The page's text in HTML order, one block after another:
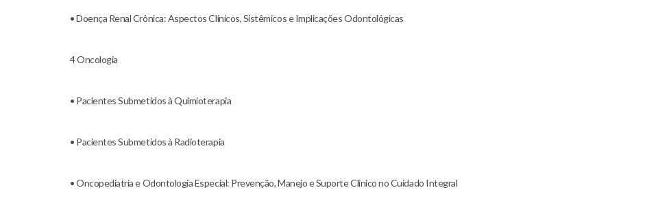
• Doença Renal Crônica: Aspectos Clínicos, Sistêmicos e Implicações Odontológicas
4 Oncologia
• Pacientes Submetidos à Quimioterapia
• Pacientes Submetidos à Radioterapia
• Oncopediatria e Odontologia Especial: Prevenção, Manejo e Suporte Clínico no Cuidado Integral